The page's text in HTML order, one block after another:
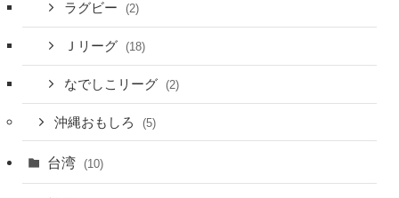
ラグビー (2)
Ｊリーグ (18)
なでしこリーグ (2)
沖縄おもしろ (5)
台湾 (10)